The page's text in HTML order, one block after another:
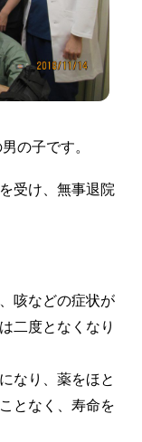
の子です。
受け、無事退院
咳などの症状が
二度となくなり
なり、薬をほと
となく、寿命を